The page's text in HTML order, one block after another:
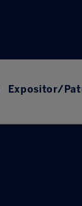
Expositor/